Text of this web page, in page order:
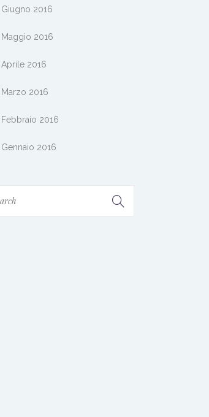
Giugno 2016
Maggio 2016
Aprile 2016
Marzo 2016
Febbraio 2016
Gennaio 2016